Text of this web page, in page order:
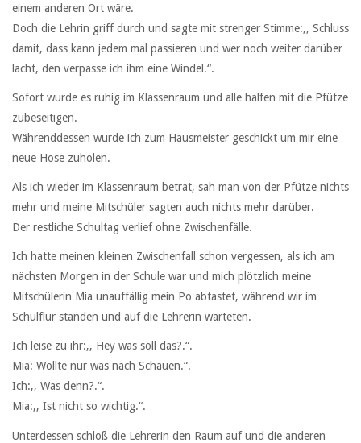
einem anderen Ort wäre.
Doch die Lehrin griff durch und sagte mit strenger Stimme:,, Schluss
damit, dass kann jedem mal passieren und wer noch weiter darüber
lacht, den verpasse ich ihm eine Windel.“.
Sofort wurde es ruhig im Klassenraum und alle halfen mit die Pfütze
zubeseitigen.
Währenddessen wurde ich zum Hausmeister geschickt um mir eine
neue Hose zuholen.
Als ich wieder im Klassenraum betrat, sah man von der Pfütze nichts
mehr und meine Mitschüler sagten auch nichts mehr darüber.
Der restliche Schultag verlief ohne Zwischenfälle.
Ich hatte meinen kleinen Zwischenfall schon vergessen, als ich am
nächsten Morgen in der Schule war und mich plötzlich meine
Mitschülerin Mia unauffällig mein Po abtastet, während wir im
Schulflur standen und auf die Lehrerin warteten.
Ich leise zu ihr:,, Hey was soll das?.“.
Mia: Wollte nur was nach Schauen.“.
Ich:,, Was denn?.“.
Mia:,, Ist nicht so wichtig.“.
Unterdessen schloß die Lehrerin den Raum auf und die anderen